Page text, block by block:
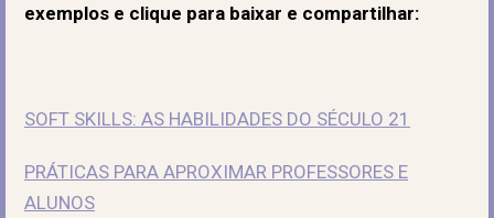
exemplos e clique para baixar e compartilhar:
SOFT SKILLS: AS HABILIDADES DO SÉCULO 21
PRÁTICAS PARA APROXIMAR PROFESSORES E
ALUNOS